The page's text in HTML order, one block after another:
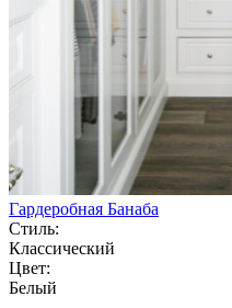
Гардеробная Банаба
Стиль:
Классический
Цвет:
Белый